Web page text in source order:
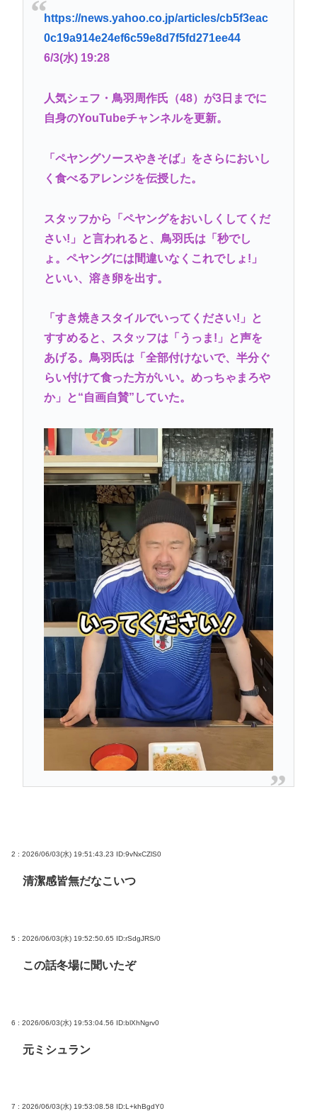
訴訟が結審、遺族側は「入管の責任」改めて訴え
(ヽ´ん`) 嫌儲民「ケンモメン」の定義 👈 何て答え
る？
品、結局撮影中止が決定www
「14歳の少年に挿入を…」性器に火をつけ脅迫、少
侵害”のおぞましすぎる実態
【悲報】全盛期のエマ・ワトソン可愛すぎワロッタ
1.7kmの間何度も何度も 煽り追突
スマ●コ、石破岸田ってなんでにあんなに叩かれた
の？自民党の政治家だし普通に保守じゃん
ボロい安い車って最強じゃね？
Powered by livedoor 相互RSS
https://news.yahoo.co.jp/articles/cb5f3eac
0c19a914e24ef6c59e8d7f5fd271ee44
6/3(水) 19:28
人気シェフ・鳥羽周作氏（48）が3日までに
自身のYouTubeチャンネルを更新。
「ペヤングソースやきそば」をさらにおいし
く食べるアレンジを伝授した。
スタッフから「ペヤングをおいしくしてくだ
さい!」と言われると、鳥羽氏は「秒でし
ょ。ペヤングには間違いなくこれでしょ!」
といい、溶き卵を出す。
「すき焼きスタイルでいってください!」と
すすめると、スタッフは「うっま!」と声を
あげる。鳥羽氏は「全部付けないで、半分ぐ
らい付けて食った方がいい。めっちゃまろや
か」と“自画自賛”していた。
2 : 2026/06/03(水) 19:51:43.23 ID:9vNxCZlS0
清潔感皆無だなこいつ
5 : 2026/06/03(水) 19:52:50.65 ID:rSdgJRS/0
この話冬場に聞いたぞ
6 : 2026/06/03(水) 19:53:04.56 ID:blXhNgrv0
元ミシュラン
7 : 2026/06/03(水) 19:53:08.58 ID:L+khBgdY0